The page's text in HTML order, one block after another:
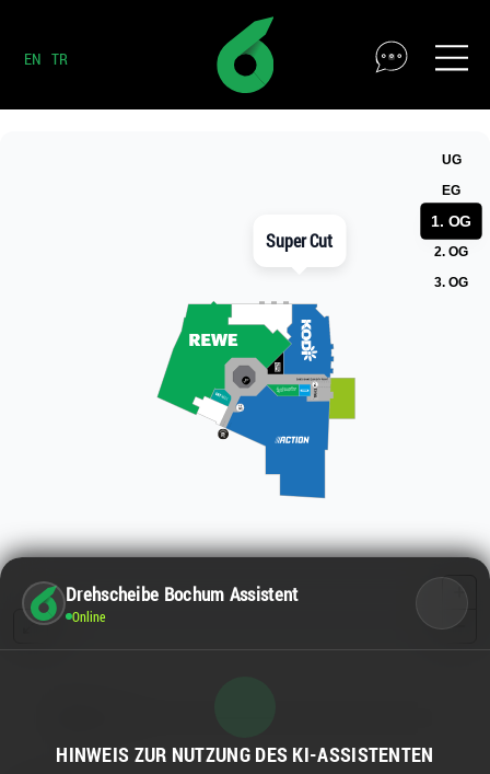
EN TR
Drehscheibe Bochum Assistent
Online
HINWEIS ZUR NUTZUNG DES KI-ASSISTENTEN